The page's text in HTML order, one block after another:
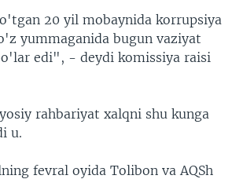
20 yil mobaynida korrupsiya
yummaganida bugun vaziyat
edi", - deydi komissiya raisi
rahbariyat xalqni shu kunga
u.
fevral oyida Tolibon va AQSh